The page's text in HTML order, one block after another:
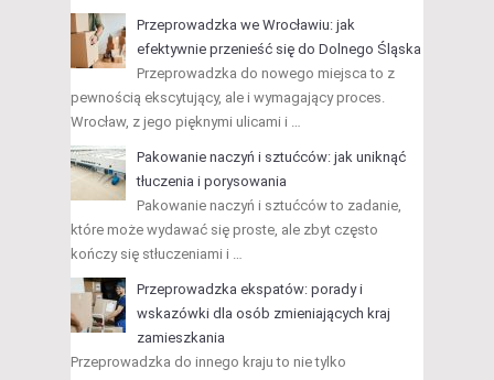
Przeprowadzka we Wrocławiu: jak
efektywnie przenieść się do Dolnego Śląska
Przeprowadzka do nowego miejsca to z
pewnością ekscytujący, ale i wymagający proces.
Wrocław, z jego pięknymi ulicami i …
Pakowanie naczyń i sztućców: jak uniknąć
tłuczenia i porysowania
Pakowanie naczyń i sztućców to zadanie,
które może wydawać się proste, ale zbyt często
kończy się stłuczeniami i …
Przeprowadzka ekspatów: porady i
wskazówki dla osób zmieniających kraj
zamieszkania
Przeprowadzka do innego kraju to nie tylko